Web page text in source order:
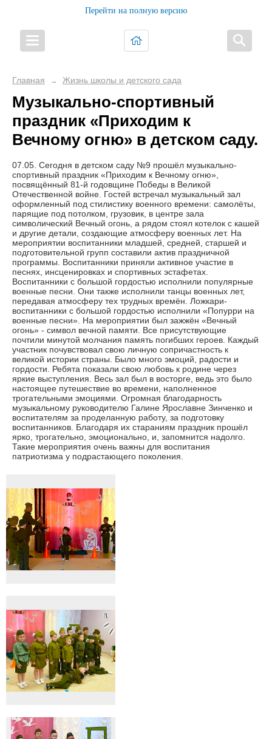
Перейти на полную версию
Главная → Жизнь школы и детского сада
Музыкально-спортивный
праздник «Приходим к
Вечному огню» в детском саду.
07.05. Сегодня в детском саду №9 прошёл музыкально-
спортивный праздник «Приходим к Вечному огню»,
посвящённый 81-й годовщине Победы в Великой
Отечественной войне. Гостей встречал музыкальный зал
оформленный под стилистику военного времени: самолёты,
парящие под потолком, грузовик, в центре зала
символический Вечный огонь, а рядом стоял котелок с кашей
и другие детали, создающие атмосферу военных лет. На
мероприятии воспитанники младшей, средней, старшей и
подготовительной групп составили актив праздничной
программы. Воспитанники приняли активное участие в
песнях, инсценировках и спортивных эстафетах.
Воспитанники с большой гордостью исполнили популярные
военные песни. Они также исполнили танцы военных лет,
передавая атмосферу тех трудных времён. Ложкари-
воспитанники с большой гордостью исполнили «Попурри на
военные песни». На мероприятии был зажжён «Вечный
огонь» - символ вечной памяти. Все присутствующие
почтили минутой молчания память погибших героев. Каждый
участник почувствовал свою личную сопричастность к
великой истории страны. Было много эмоций, радости и
гордости. Ребята показали свою любовь к родине через
яркие выступления. Весь зал был в восторге, ведь это было
настоящее путешествие во времени, наполненное
трогательными эмоциями. Огромная благодарность
музыкальному руководителю Галине Ярославне Зинченко и
воспитателям за проделанную работу, за подготовку
воспитанников. Благодаря их стараниям праздник прошёл
ярко, трогательно, эмоционально, и, запомнится надолго.
Такие мероприятия очень важны для воспитания
патриотизма у подрастающего поколения.